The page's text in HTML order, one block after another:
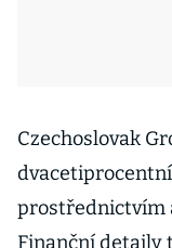
Czechoslovak
prostřednictvím
Finanční detaily